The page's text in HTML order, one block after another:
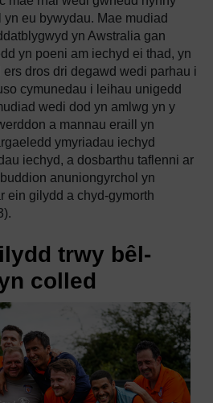
eu bywydau. Mae mudiad
yn Awstralia gan
yn poeni am iechyd ei thad, yn
dros dri degawd wedi parhau i
cymunedau i leihau unigedd
wedi dod yn amlwg yn y
a mannau eraill yn
ymyriadau iechyd
iechyd, a dosbarthu taflenni ar
anuniongyrchol yn
ein gilydd a chyd-gymorth
trwy bêl-
colled